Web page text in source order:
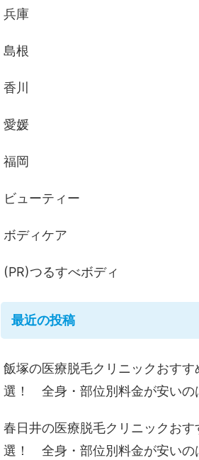
兵庫
島根
香川
愛媛
福岡
ビューティー
ボディケア
(PR)つるすべボディ
最近の投稿
飯塚の医療脱毛クリニックおすす
選！ 全身・部位別料金が安いの
春日井の医療脱毛クリニックおす
選！ 全身・部位別料金が安いの